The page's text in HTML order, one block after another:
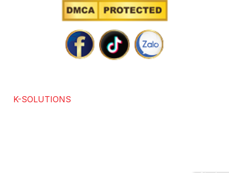
K-SOLUTIONS